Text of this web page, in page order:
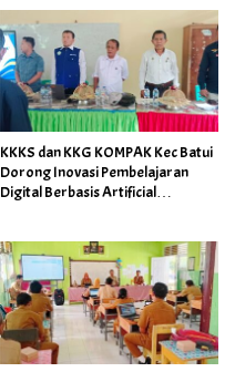
KKKS dan KKG KOMPAK Kec Batui
Dorong Inovasi Pembelajaran
Digital Berbasis Artificial